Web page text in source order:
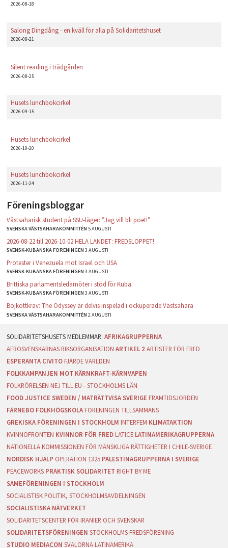
2026-08-18
Salong Dingdång - en kväll för alla på Solidaritetshuset
2026-08-21
Silent reading i trädgården
2026-08-25
Husets lunchbokcirkel
2026-09-15
Husets lunchbokcirkel
2026-10-20
Husets lunchbokcirkel
2026-11-24
Föreningsbloggar
Västsaharisk student på SSU-läger: ”Jag vill bli poet!”
SVENSKA VÄSTSAHARAKOMMITTÉN5 AUGUSTI
2026-08-22 till 2026-10-02 HELA LANDET: FREDSLOPPET!
SVENSK-KUBANSKA FÖRENINGEN3 AUGUSTI
Protester i Venezuela mot Israel och USA
SVENSK-KUBANSKA FÖRENINGEN3 AUGUSTI
Brittiska parlamentsledamöter i stöd för Kuba
SVENSK-KUBANSKA FÖRENINGEN3 AUGUSTI
Bojkottkrav: The Odyssey är delvis inspelad i ockuperade Västsahara
SVENSKA VÄSTSAHARAKOMMITTÉN2 AUGUSTI
AFRIKAGRUPPERNA
AFROSVENSKARNAS RIKSORGANISATION ARTIKEL 2 ARTISTER FÖR FRED
ESPERANTA CIVITO FJÄRDE VÄRLDEN
FOLKKAMPANJEN MOT KÄRNKRAFT-KÄRNVAPEN
FOLKRÖRELSEN NEJ TILL EU - STOCKHOLMS LÄN
FOOD JUSTICE SWEDEN / MATRÄTTVISA SVERIGE FRAMTIDSJORDEN
FÄRNEBO FOLKHÖGSKOLA FÖRENINGEN TILLSAMMANS
GREKISKA FÖRENINGEN I STOCKHOLM INTERFEM KLIMATAKTION
KVINNOFRONTEN KVINNOR FÖR FRED LATICE LATINAMERIKAGRUPPERNA
NATIONELLA KOMMISSIONEN FÖR MÄNSKLIGA RÄTTIGHETER I CHILE-SVERIGE
NORDISK HJÄLP OPERATION 1325 PALESTINAGRUPPERNA I SVERIGE
PEACEWORKS PRAKTISK SOLIDARITET RIGHT BY ME
SAMEFÖRENINGEN I STOCKHOLM
SOCIALISTISK POLITIK, STOCKHOLMSAVDELNINGEN
SOCIALISTISKA NÄTVERKET
SOLIDARITETSCENTER FÖR IRANIER OCH SVENSKAR
SOLIDARITETSFÖRENINGEN STOCKHOLMS FREDSFÖRENING
STUDIO MEDIACON SVALORNA LATINAMERIKA